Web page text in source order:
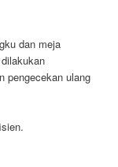
dan meja
pengecekan ulang